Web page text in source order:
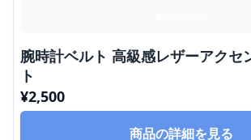
腕時計ベルト 高級感レザーアクセ
ト
¥2,500
商品の詳細を見る